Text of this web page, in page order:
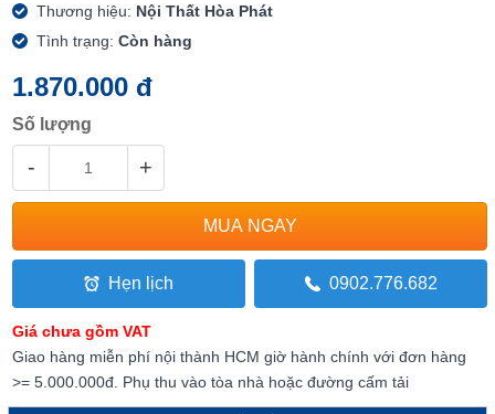
Thương hiệu: Nội Thất Hòa Phát
Tình trạng:Còn hàng
1.870.000 đ
Số lượng
- +
Hẹn lịch 0902.776.682
Giá chưa gồm VAT
Giao hàng miễn phí nội thành HCM giờ hành chính với đơn hàng
>= 5.000.000đ. Phụ thu vào tòa nhà hoặc đường cấm tải